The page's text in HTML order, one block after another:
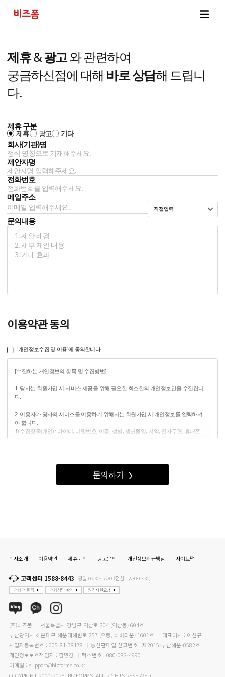
제휴&광고와 관련하여
궁금하신점에 대해 바로 상담해 드립니
다.
제휴 구분
제휴 광고 기타
회사(기관)명
제안자명
전화번호
메일주소
직접입력
문의내용
이용약관 동의
'개인정보수집 및 이용'에 동의합니다.
[수집하는 개인정보의 항목 및 수집방법]
1. 당사는 회원가입 시 서비스 제공을 위해 필요한 최소한의 개인정보만을 수집합니
다.
2. 이용자가 당사의 서비스를 이용하기 위해서는 회원가입 시 개인정보를 입력하셔
야 합니다.
1) 수집항목(개인) : 아이디, 비밀번호, 이름, 성별, 생년월일, 지역, 전자우편, 휴대폰
2) 수집항목(기업) : 아이디, 비밀번호, 회사명, 담당자, 부서, 직급, 전자우편, 휴대폰,
3. 그 외에 이용자가 유료컨텐츠 및 일부 컨텐츠를 이용하는 경우 다음과 같은 결제를
위한 추가정보를 요구할 수 있습니다.
1) 회사는 다음과 같은 방법으로 개인정보를 수집합니다
응모, 배송요청, 신제품 및 서비스 안내 TM, 제휴를 통한 서비스 및 제품 안내 TM, 서
비스 이용에 대한 이용자 의사의 수렴, 각종 이벤트 혜택을 위한 안내
1. 당사는 고객에게 서비스를 제공하기 위하여 필요한 개인정보를 수집, 이용하고 있
습니다. 수집하는 개인정보 항목에 따른 구체적인 수집목적 및 이용목적은 다음과 같
습니다.
1) 아이디 : 서비스이용을 위한 본인확인
문의하기
회사소개 이용약관 제휴문의 광고문의 개인정보취급방침 사이트맵
고객센터 1588-8443 평일 09:30-17:30 (점심 12:30-13:30)
전화 전 클릭! 전화상담 예약 원격지원요청
(주)비즈폼
서울특별시 강남구 역삼로 204 (역삼동) 604호
부산광역시 해운대구 해운대해변로 257 (우동, 하버타운) 1601호
대표이사 : 이선규
사업자등록번호 : 605-81-38178
통신판매업 신고번호 : 제2015-부산해운-0582호
개인정보보호책임자 : 김민경
팩스번호 : 080-082-4990
이메일 : support@bizforms.co.kr